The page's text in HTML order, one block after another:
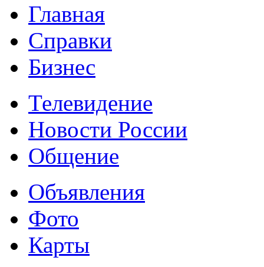
Главная
Справки
Бизнес
Телевидение
Новости России
Общение
Объявления
Фото
Карты